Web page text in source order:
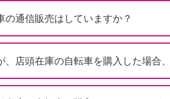
通信販売はしていますか？
店頭在庫の自転車を購入した場合